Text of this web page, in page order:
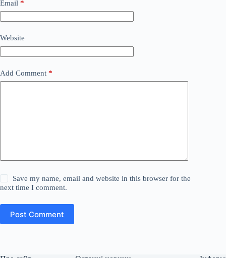
Email *
Website
Add Comment *
Save my name, email and website in this browser for the
next time I comment.
Post Comment